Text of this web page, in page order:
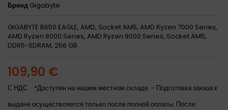
Бренд Gigabyte
GIGABYTE B650 EAGLE, AMD, Socket AM5, AMD Ryzen 7000 Series,
AMD Ryzen 8000 Series, AMD Ryzen 9000 Series, Socket AM5,
DDR5-SDRAM, 256 GB
109,90 €
С НДС
*Доступен на нашем местном складе. - Подготовка заказа к
выдаче осуществляется только после полной оплаты. После